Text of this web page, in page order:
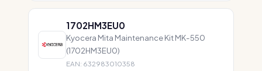
1702HM3EU0
Kyocera Mita Maintenance Kit MK-550
(1702HM3EU0)
EAN: 632983010358